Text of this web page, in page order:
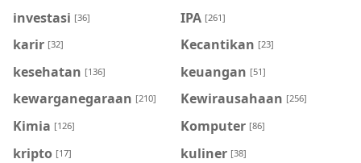
investasi [36] IPA [261]
karir [32] Kecantikan [23]
kesehatan [136] keuangan [51]
kewarganegaraan [210] Kewirausahaan [256]
Kimia [126] Komputer [86]
kripto [17] kuliner [38]